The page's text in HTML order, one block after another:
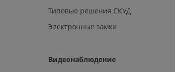
Типовые решения СКУД
Электронные замки
Видеонаблюдение